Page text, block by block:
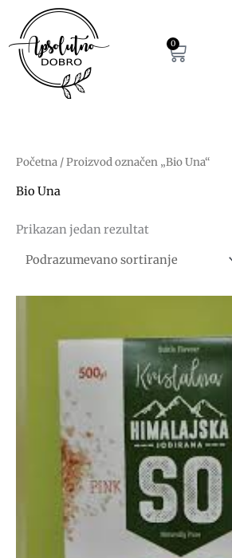
sadržaj
0
Cart
Početna / Proizvod označen „Bio Una“
Bio Una
Prikazan jedan rezultat